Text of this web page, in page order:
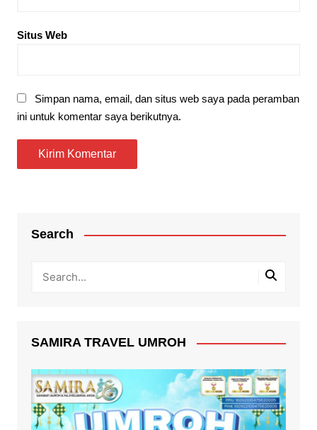
Situs Web
Simpan nama, email, dan situs web saya pada peramban
ini untuk komentar saya berikutnya.
Search
SAMIRA TRAVEL UMROH